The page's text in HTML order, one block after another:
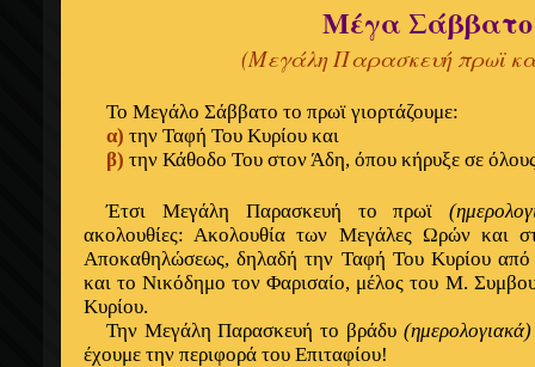
Μέγα Σάββατο
(Μεγάλη Παρασκευή πρωϊ
Το Μεγάλο Σάββατο το πρωϊ γιορτάζουμε:
α) την Ταφή Του Κυρίου και
β) την Κάθοδο Του στον Άδη, όπου κήρυξε σε
Έτσι Μεγάλη Παρασκευή το πρωϊ
ακολουθίες: Ακολουθία των Μεγάλες Ωρών και
Αποκαθηλώσεως, δηλαδή την Ταφή Του Κυρίου από
και το Νικόδημο τον Φαρισαίο, μέλος του Μ.
Κυρίου.
Την Μεγάλη Παρασκευή το βράδυ (ημερολογιακά)
έχουμε την περιφορά του Επιταφίου!